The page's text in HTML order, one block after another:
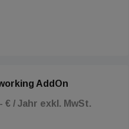
AddOn
€ / Jahr exkl. MwSt.